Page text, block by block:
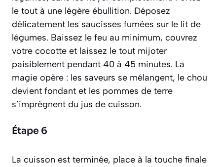
le tout à une légère ébullition. Déposez
délicatement les saucisses fumées sur le lit de
légumes. Baissez le feu au minimum, couvrez
votre cocotte et laissez le tout mijoter
paisiblement pendant 40 à 45 minutes. La
magie opère : les saveurs se mélangent, le chou
devient fondant et les pommes de terre
s’imprègnent du jus de cuisson.
Étape 6
La cuisson est terminée, place à la touche finale